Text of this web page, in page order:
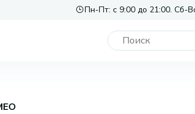
Пн-Пт: с 9:00 до 21:00. Сб-